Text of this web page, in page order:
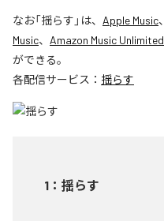
なお「揺らす 」は、 Apple Music、
Music、 Amazon Music Unlimited
ができる。
各配信サービス： 揺らす
1 ： 揺らす